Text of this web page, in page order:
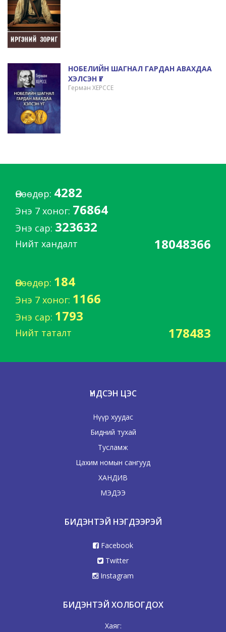
НОБЕЛИЙН ШАГНАЛ ГАРДАН АВАХДАА
ХЭЛСЭН ҮГ
Герман ХЕРССЕ
Өнөөдөр: 4282
Энэ 7 хоног: 76864
Энэ сар: 323632
Нийт хандалт 18048366
Өнөөдөр: 184
Энэ 7 хоног: 1166
Энэ сар: 1793
Нийт таталт 178483
ҮНДСЭН ЦЭС
Нүүр хуудас
Бидний тухай
Тусламж
Цахим номын сангууд
ХАНДИВ
МЭДЭЭ
БИДЭНТЭЙ НЭГДЭЭРЭЙ
Facebook
Twitter
Instagram
БИДЭНТЭЙ ХОЛБОГДОХ
Хаяг: